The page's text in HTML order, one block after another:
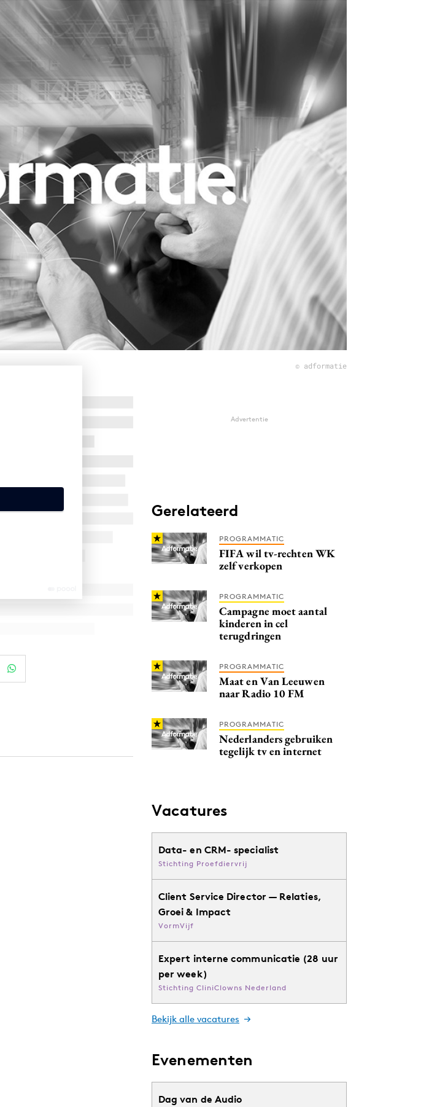
Purpose Marketing
Reputatie & crisis
© adformatie
Advertentie
Gerelateerd
PROGRAMMATIC
FIFA wil tv-rechten WK
zelf verkopen
PROGRAMMATIC
Campagne moet aantal
kinderen in cel
terugdringen
PROGRAMMATIC
Maat en Van Leeuwen
naar Radio 10 FM
PROGRAMMATIC
Nederlanders gebruiken
tegelijk tv en internet
Vacatures
Data- en CRM- specialist
Stichting Proefdiervrij
Client Service Director — Relaties,
Groei & Impact
VormVijf
Expert interne communicatie (28 uur
per week)
Stichting CliniClowns Nederland
Bekijk alle vacatures
Evenementen
Dag van de Audio